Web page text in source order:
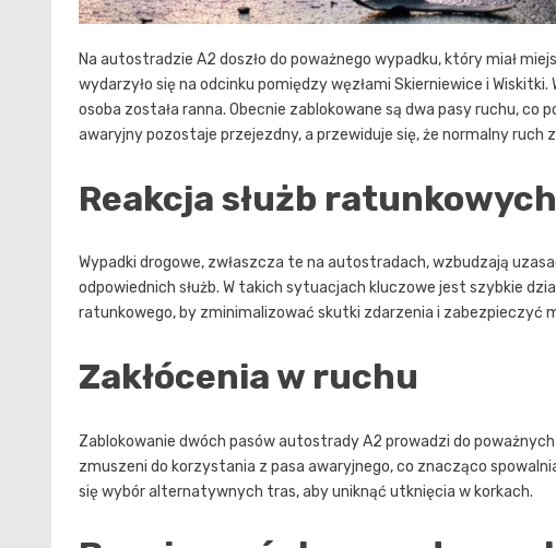
Na autostradzie A2 doszło do poważnego wypadku, który miał
wydarzyło się na odcinku pomiędzy węzłami Skierniewice i
osoba została ranna. Obecnie zablokowane są dwa pasy ruchu,
awaryjny pozostaje przejezdny, a przewiduje się, że normalny ruch
Reakcja służb ratunkowych
Wypadki drogowe, zwłaszcza te na autostradach, wzbudzają
odpowiednich służb. W takich sytuacjach kluczowe jest szybkie
ratunkowego, by zminimalizować skutki zdarzenia i zabezpieczyć
Zakłócenia w ruchu
Zablokowanie dwóch pasów autostrady A2 prowadzi do
zmuszeni do korzystania z pasa awaryjnego, co znacząco
się wybór alternatywnych tras, aby uniknąć utknięcia w korkach.